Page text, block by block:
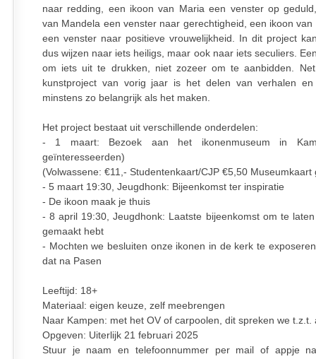
naar redding, een ikoon van Maria een venster op
van Mandela een venster naar gerechtigheid, een ikoon van
een venster naar positieve vrouwelijkheid. In dit project
dus wijzen naar iets heiligs, maar ook naar iets seculiers.
om iets uit te drukken, niet zozeer om te aanbidden.
kunstproject van vorig jaar is het delen van verhalen en
minstens zo belangrijk als het maken.
Het project bestaat uit verschillende onderdelen:
- 1 maart: Bezoek aan het ikonenmuseum in
geïnteresseerden)
(Volwassene: €11,- Studentenkaart/CJP €5,50 Museumkaart
- 5 maart 19:30, Jeugdhonk: Bijeenkomst ter inspiratie
- De ikoon maak je thuis
- 8 april 19:30, Jeugdhonk: Laatste bijeenkomst om te
gemaakt hebt
- Mochten we besluiten onze ikonen in de kerk te
dat na Pasen
Leeftijd: 18+
Materiaal: eigen keuze, zelf meebrengen
Naar Kampen: met het OV of carpoolen, dit spreken we t.z.t.
Opgeven: Uiterlijk 21 februari 2025
Stuur je naam en telefoonnummer per mail of appje